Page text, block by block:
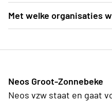
[Invullen]
Met welke organisaties
Neos Groot-Zonnebeke
Neos vzw staat en gaat